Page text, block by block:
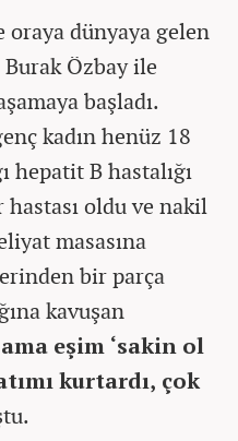
oraya dünyaya gelen
Özbay ile
başladı.
kadın henüz 18
hepatit B hastalığı
oldu ve nakil
masasına
bir parça
kavuşan
eşim ‘sakin ol
kurtardı, çok